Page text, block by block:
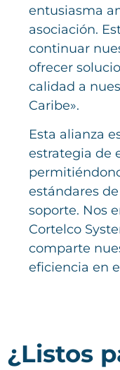
entusiasma
asociación.
continuar
ofrecer
calidad a
Caribe».
Esta alianza
estrategia de
estándares
soporte. Nos
Cortelco
comparte
eficiencia en
¿Listos